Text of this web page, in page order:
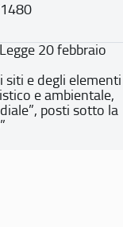
20 febbraio
siti e degli elementi
e ambientale,
posti sotto la